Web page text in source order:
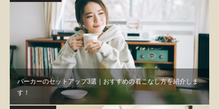
パーカーのセットアップ3選｜おすすめの着こなし方を紹介しま
す！